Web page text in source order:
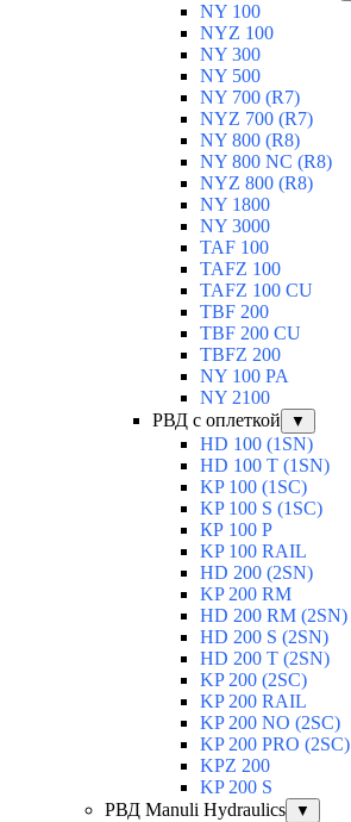
NY 100
NYZ 100
NY 300
NY 500
NY 700 (R7)
NYZ 700 (R7)
NY 800 (R8)
NY 800 NC (R8)
NYZ 800 (R8)
NY 1800
NY 3000
TAF 100
TAFZ 100
TAFZ 100 CU
TBF 200
TBF 200 CU
TBFZ 200
NY 100 PA
NY 2100
РВД с оплеткой
▼
HD 100 (1SN)
HD 100 T (1SN)
KP 100 (1SC)
KP 100 S (1SC)
КР 100 Р
KP 100 RAIL
HD 200 (2SN)
KP 200 RM
HD 200 RM (2SN)
HD 200 S (2SN)
HD 200 T (2SN)
KP 200 (2SC)
KP 200 RAIL
KP 200 NO (2SC)
KP 200 PRO (2SC)
KPZ 200
KP 200 S
РВД Manuli Hydraulics
▼